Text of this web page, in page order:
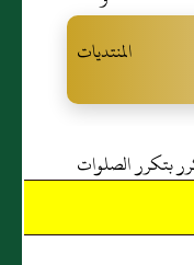
بتكرر الصلوات